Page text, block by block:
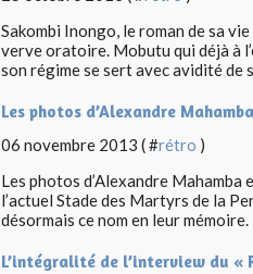
Sakombi Inongo, le roman de sa
verve oratoire. Mobutu qui déjà à
son régime se sert avec avidité de
Les photos d’Alexandre
06 novembre 2013 ( #rétro )
Les photos d’Alexandre Mahamba
l’actuel Stade des Martyrs de la
désormais ce nom en leur
L’intégralité de l’interview du «